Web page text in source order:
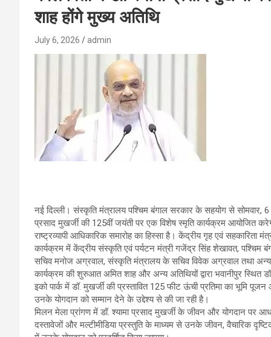
शाह होंगे मुख्य अतिथि
July 6, 2026 admin
नई दिल्ली। संस्कृति मंत्रालय पश्चिम बंगाल सरकार के सहयोग से सोमवार,
प्रसाद मुखर्जी की 125वीं जयंती पर एक विशेष स्मृति कार्यक्रम आयोजित
राष्ट्रव्यापी आधिकारिक समारोह का हिस्सा है। केंद्रीय गृह एवं
कार्यक्रम में केंद्रीय संस्कृति एवं पर्यटन मंत्री गजेंद्र सिंह शेखावत, पश्चिम
सचिव मनोज अग्रवाल, संस्कृति मंत्रालय के सचिव विवेक अग्रवाल तथा अन्य
कार्यक्रम की शुरुआत अमित शाह और अन्य अतिथियों द्वारा भवानीपुर स्थित
इको पार्क में डॉ. मुखर्जी की प्रस्तावित 125 फीट ऊंची प्रतिमा का भूमि
उनके योगदान को सम्मान देने के उद्देश्य से की जा रही है।
मिलन मेला प्रांगण में डॉ. श्यामा प्रसाद मुखर्जी के जीवन और योगदान पर
दस्तावेजों और मल्टीमीडिया प्रस्तुति के माध्यम से उनके जीवन, वैचारिक